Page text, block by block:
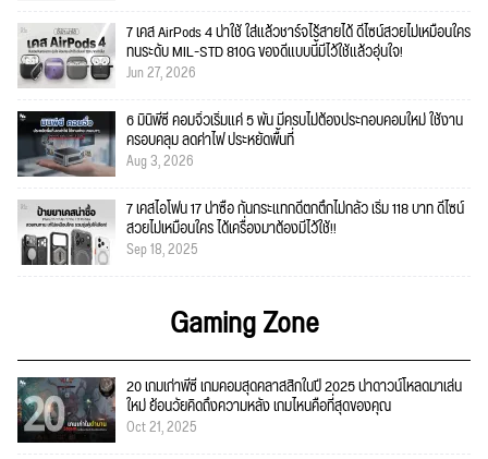
7 เคส AirPods 4 น่าใช้ ใส่แล้วชาร์จไร้สายได้ ดีไซน์สวยไม่เหมือนใคร
ทนระดับ MIL-STD 810G ของดีแบบนี้มีไว้ใช้แล้วอุ่นใจ!
Jun 27, 2026
6 มินิพีซี คอมจิ๋วเริ่มแค่ 5 พัน มีครบไม่ต้องประกอบคอมใหม่ ใช้งาน
ครอบคลุม ลดค่าไฟ ประหยัดพื้นที่
Aug 3, 2026
7 เคสไอโฟน 17 น่าซื้อ กันกระแทกดีตกตึกไม่กลัว เริ่ม 118 บาท ดีไซน์
สวยไม่เหมือนใคร ได้เครื่องมาต้องมีไว้ใช้!!
Sep 18, 2025
Gaming Zone
20 เกมเก่าพีซี เกมคอมสุดคลาสสิกในปี 2025 น่าดาวน์โหลดมาเล่น
ใหม่ ย้อนวัยคิดถึงความหลัง เกมไหนคือที่สุดของคุณ
Oct 21, 2025